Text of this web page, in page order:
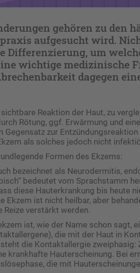
gehören zu den
aufgesucht wird.
Differenzierung, um
wichtige medizinische
dagegen
Reaktion der Haut, zu
Rötung, ggf. Erwärmung und
Gegensatz zur
als solches jedoch nicht
Formen des Ekzems:
bezeichnet als Neurodermitis,
bedeutet vom Sprachstamm
diese Hauterkrankung bis heute
Ekzem ist nicht heilbar, aber
Reize verstärkt werden.
ist, wie der Name schon sagt,
die mit der Haut in
die Kontaktallergie zweiphasig:
krankhafte Hauterscheinung. Bei
die mit